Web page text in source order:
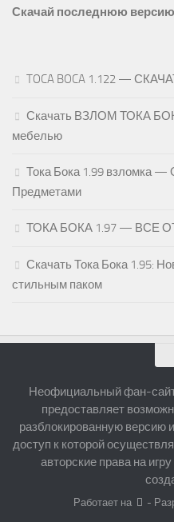
Скачай последнюю версию
TOCA BOCA 1.122 —
Скачать ВЗЛОМ ТОКА
мебелью
Тока Бока 1.99 взломка
Предметами
ТОКА БОКА 1.97 — ВСЕ
Скачать Тока Бока 1.95:
стильным паком
Неофициальный фан-сайт
предоставляет
разблокированную версию
доступ к которой
авторские права на
Работает на -